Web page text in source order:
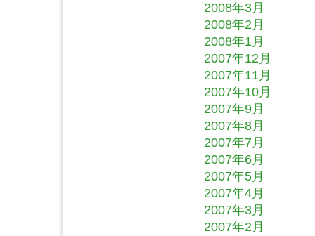
2008年3月
2008年2月
2008年1月
2007年12月
2007年11月
2007年10月
2007年9月
2007年8月
2007年7月
2007年6月
2007年5月
2007年4月
2007年3月
2007年2月